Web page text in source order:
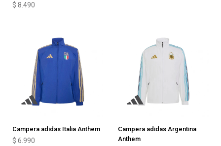
$ 8.490
Campera adidas Italia Anthem
$ 6.990
Campera adidas Argentina
Anthem